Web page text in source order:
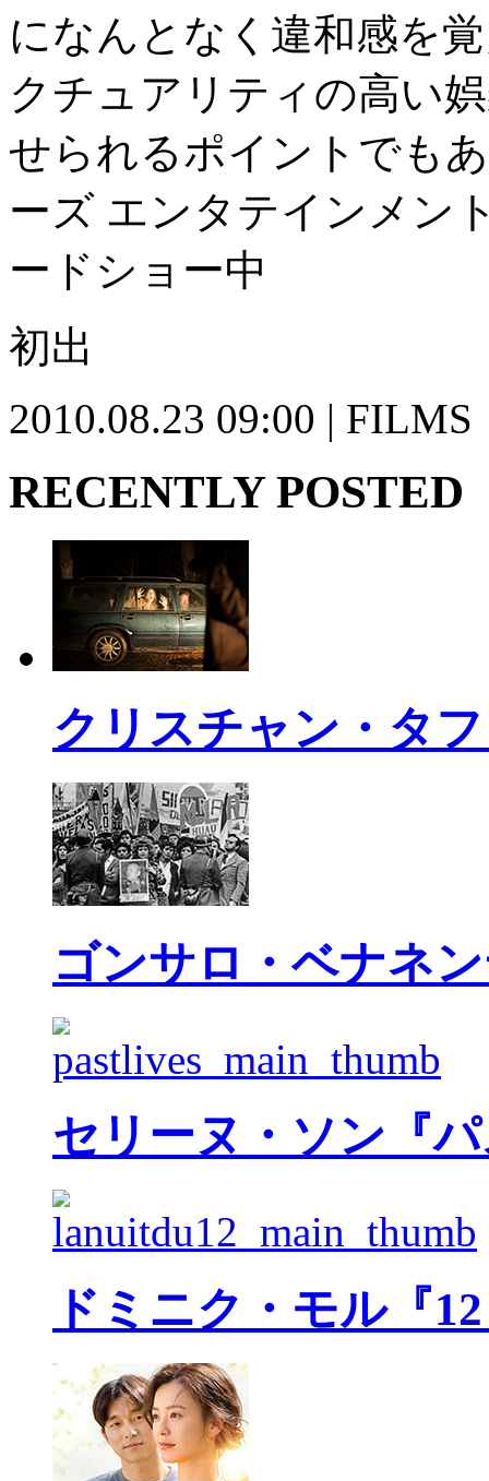
になんとなく違和感を
クチュアリティの高い
せられるポイントでも
ーズ エンタテインメン
ードショー中
初出
2010.08.23 09:00 | FILMS
RECENTLY POSTED
クリスチャン・タ
ゴンサロ・ベナネ
セリーヌ・ソン『
ドミニク・モル『